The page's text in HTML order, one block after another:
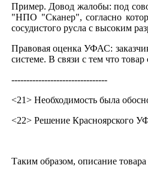
Пример. Довод жалобы: под
"НПО "Сканер", согласно
сосудистого русла с высоким
Правовая оценка УФАС:
системе. В связи с тем что
--------------------------------
<21> Необходимость была
<22> Решение Красноярского
Таким образом, описание